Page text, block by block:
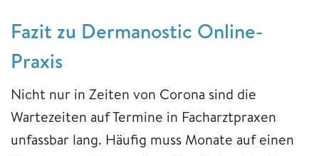
Fazit zu Dermanostic Online-
Praxis
Nicht nur in Zeiten von Corona sind die
Wartezeiten auf Termine in Facharztpraxen
unfassbar lang. Häufig muss Monate auf einen